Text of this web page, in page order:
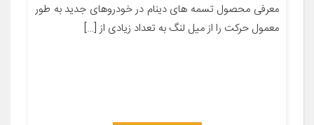
معرفی محصول تسمه های دینام در خودروهای جدید به طور
معمول حرکت را از میل لنگ به تعداد زیادی از […]